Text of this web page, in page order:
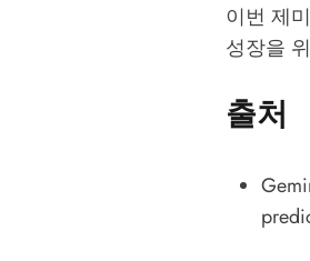
이번 제
성장을
출처